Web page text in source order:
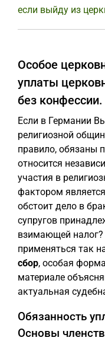
если выйду из
Особое
уплаты
без конфессии.
Если в Германии
религиозной
правило, обязаны
относится
участия в
фактором
обстоит дело в
супругов
взимающей налог?
применяться так
сбор, особая
материале
актуальная
Обязанность
Основы